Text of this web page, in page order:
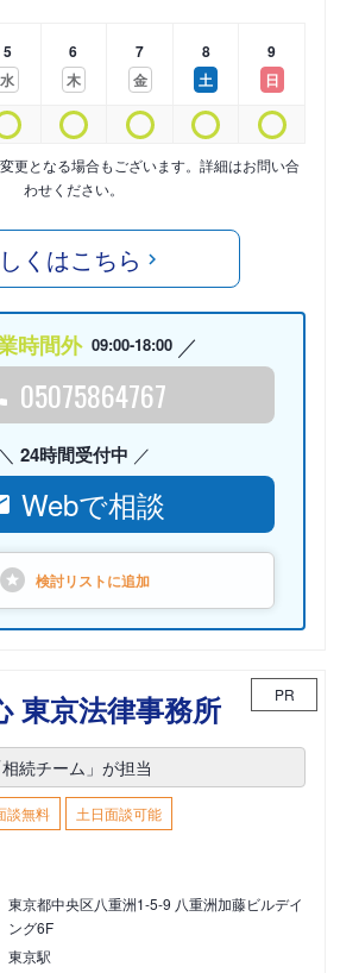
5
水
6
木
7
金
8
土
9
日
更となる場合もございます。詳細はお問い合
わせください。
くはこちら
時間外 09:00-18:00
05075864767
24時間受付中
Webで相談
検討リストに追加
東京法律事務所 PR
続チーム」が担当
談無料
土日面談可能
東京都中央区八重洲1-5-9 八重洲加藤ビルデイ
ング6F
東京駅